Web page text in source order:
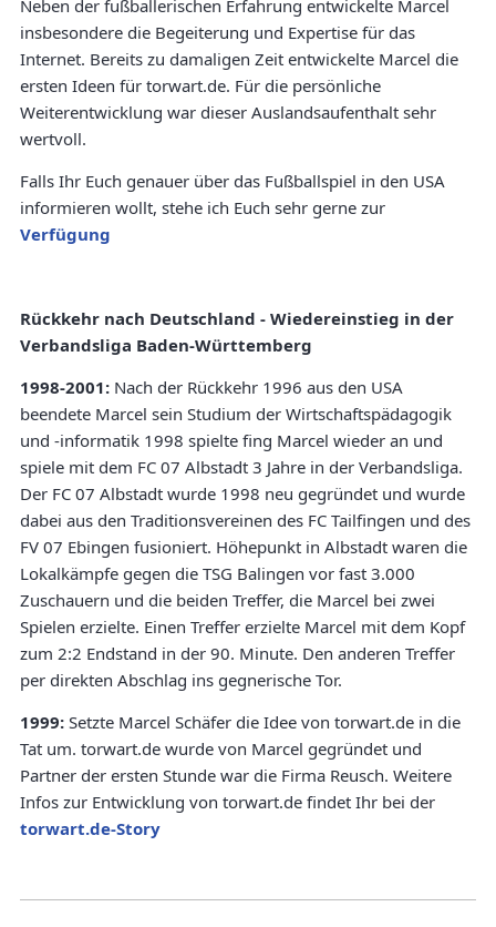
Neben der fußballerischen Erfahrung entwickelte Marcel
insbesondere die Begeiterung und Expertise für das
Internet. Bereits zu damaligen Zeit entwickelte Marcel die
ersten Ideen für torwart.de. Für die persönliche
Weiterentwicklung war dieser Auslandsaufenthalt sehr
wertvoll.
Falls Ihr Euch genauer über das Fußballspiel in den USA
informieren wollt, stehe ich Euch sehr gerne zur
Verfügung
Rückkehr nach Deutschland - Wiedereinstieg in der
Verbandsliga Baden-Württemberg
1998-2001: Nach der Rückkehr 1996 aus den USA
beendete Marcel sein Studium der Wirtschaftspädagogik
und -informatik 1998 spielte fing Marcel wieder an und
spiele mit dem FC 07 Albstadt 3 Jahre in der Verbandsliga.
Der FC 07 Albstadt wurde 1998 neu gegründet und wurde
dabei aus den Traditionsvereinen des FC Tailfingen und des
FV 07 Ebingen fusioniert. Höhepunkt in Albstadt waren die
Lokalkämpfe gegen die TSG Balingen vor fast 3.000
Zuschauern und die beiden Treffer, die Marcel bei zwei
Spielen erzielte. Einen Treffer erzielte Marcel mit dem Kopf
zum 2:2 Endstand in der 90. Minute. Den anderen Treffer
per direkten Abschlag ins gegnerische Tor.
1999: Setzte Marcel Schäfer die Idee von torwart.de in die
Tat um. torwart.de wurde von Marcel gegründet und
Partner der ersten Stunde war die Firma Reusch. Weitere
Infos zur Entwicklung von torwart.de findet Ihr bei der
torwart.de-Story